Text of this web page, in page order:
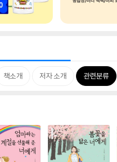
책소개 저자 소개 관련분류